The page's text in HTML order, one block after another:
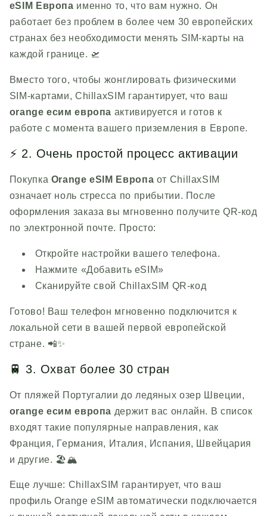
eSIM Европа именно то, что вам нужно. Он
работает без проблем в более чем 30 европейских
странах без необходимости менять SIM-карты на
каждой границе. 🛫
Вместо того, чтобы жонглировать физическими
SIM-картами, ChillaxSIM гарантирует, что ваш
orange есим европа активируется и готов к
работе с момента вашего приземления в Европе.
⚡ 2. Очень простой процесс активации
Покупка Orange eSIM Европа от ChillaxSIM
означает ноль стресса по прибытии. После
оформления заказа вы мгновенно получите QR-код
по электронной почте. Просто:
Откройте настройки вашего телефона.
Нажмите «Добавить eSIM»
Сканируйте свой ChillaxSIM QR-код
Готово! Ваш телефон мгновенно подключится к
локальной сети в вашей первой европейской
стране. 📲✨
🚆 3. Охват более 30 стран
От пляжей Португалии до ледяных озер Швеции,
orange есим европа держит вас онлайн. В список
входят такие популярные направления, как
Франция, Германия, Италия, Испания, Швейцария
и другие. 🏖️🏔️
Еще лучше: ChillaxSIM гарантирует, что ваш
профиль Orange eSIM автоматически подключается